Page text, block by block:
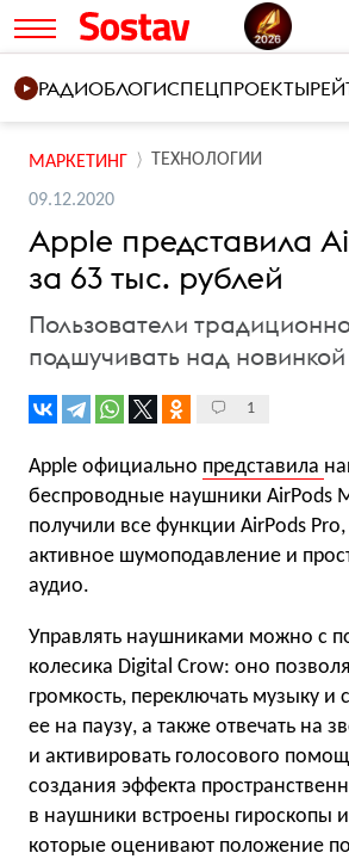
РАДИОБЛОГИСПЕЦПРОЕКТЫ
МАРКЕТИНГ ТЕХНОЛОГИИ
09.12.2020
Apple представила
за 63 тыс. рублей
Пользователи
подшучивать над новинкой
1
Apple официально представила
беспроводные наушники AirPods
получили все функции AirPods
активное шумоподавление и
аудио.
Управлять наушниками можно с
колесика Digital Crow: оно
громкость, переключать музыку и
ее на паузу, а также отвечать на
и активировать голосового
создания эффекта
в наушники встроены гироскопы
которые оценивают положение